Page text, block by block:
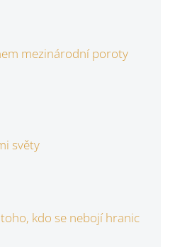
mezinárodní poroty
světy
kdo se nebojí hranic